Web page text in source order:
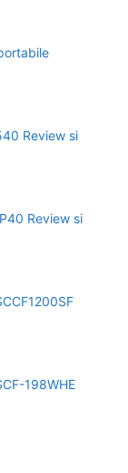
Review si
Review si
198WHE